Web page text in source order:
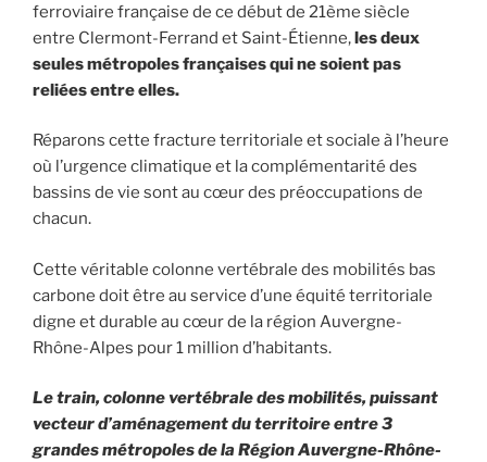
ferroviaire française de ce début de 21ème siècle
entre Clermont-Ferrand et Saint-Étienne,les deux
seules métropoles françaises qui ne soient pas
reliées entre elles.
Réparons cette fracture territoriale et sociale à l’heure
où l’urgence climatique et la complémentarité des
bassins de vie sont au cœur des préoccupations de
chacun.
Cette véritable colonne vertébrale des mobilités bas
carbone doit être au service d’une équité territoriale
digne et durable au cœur de la région Auvergne-
Rhône-Alpes pour 1 million d’habitants.
Le train, colonne vertébrale des mobilités, puissant
vecteur d’aménagement du territoire entre 3
grandes métropoles de la Région Auvergne-Rhône-